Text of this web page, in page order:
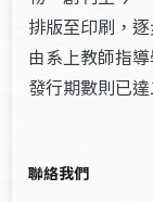
排版至印刷，
由系上教師指
發行期數則已
聯絡我們